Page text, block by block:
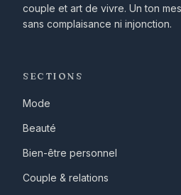
couple et art de vivre. Un ton
sans complaisance ni injonction.
SECTIONS
Mode
Beauté
Bien-être personnel
Couple & relations